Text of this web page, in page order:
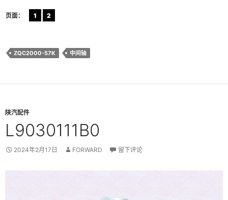
页面： 1 2
ZQC2000-57K 中间轴
陕汽配件
L9030111B0
2024年2月17日 FORWARD 留下评论